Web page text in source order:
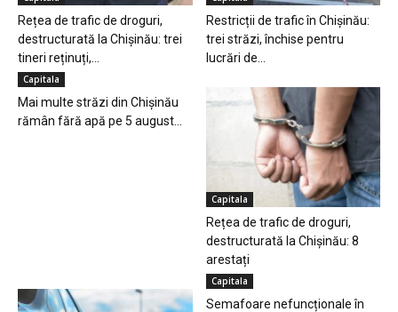
Rețea de trafic de droguri,
destructurată la Chișinău: trei
tineri reținuți,...
Restricții de trafic în Chișinău:
trei străzi, închise pentru
lucrări de...
Capitala
Mai multe străzi din Chișinău
rămân fără apă pe 5 august...
Capitala
Rețea de trafic de droguri,
destructurată la Chișinău: 8
arestați
Capitala
Semafoare nefuncționale în